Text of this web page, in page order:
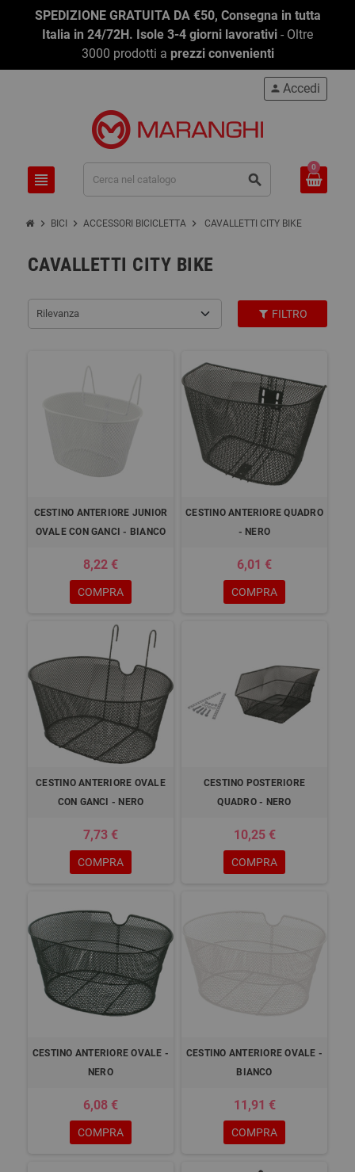
SPEDIZIONE GRATUITA DA €50, Consegna in tutta
Italia in 24/72H. Isole 3-4 giorni lavorativi - Oltre
3000 prodotti a prezzi convenienti
view_headline search
person Accedi
0
chevron_right BICI chevron_right ACCESSORI BICICLETTA chevron_right CAVALLETTI CITY BIKE
CAVALLETTI CITY BIKE
Rilevanza FILTRO
CESTINO ANTERIORE JUNIOR
OVALE CON GANCI - BIANCO
8,22 €
COMPRA
CESTINO ANTERIORE QUADRO
- NERO
6,01 €
COMPRA
CESTINO ANTERIORE OVALE
CON GANCI - NERO
7,73 €
COMPRA
CESTINO POSTERIORE
QUADRO - NERO
10,25 €
COMPRA
CESTINO ANTERIORE OVALE -
NERO
6,08 €
COMPRA
CESTINO ANTERIORE OVALE -
BIANCO
11,91 €
COMPRA